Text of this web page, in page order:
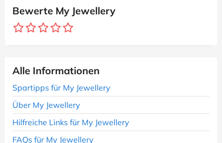
Bewerte My Jewellery
Alle Informationen
Spartipps für My Jewellery
Über My Jewellery
Hilfreiche Links für My Jewellery
FAQs für My Jewellery